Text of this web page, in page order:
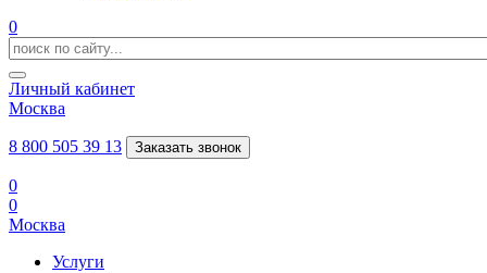
0
Личный кабинет
Москва
8 800 505 39 13 Заказать звонок
0
0
Москва
Услуги